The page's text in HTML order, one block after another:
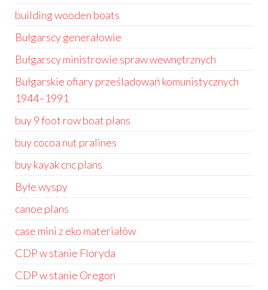
building wooden boats
Bułgarscy generałowie
Bułgarscy ministrowie spraw wewnętrznych
Bułgarskie ofiary prześladowań komunistycznych
1944–1991
buy 9 foot row boat plans
buy cocoa nut pralines
buy kayak cnc plans
Byłe wyspy
canoe plans
case mini z eko materiałów
CDP w stanie Floryda
CDP w stanie Oregon